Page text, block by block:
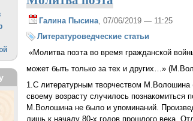
Галина Пысина , 07/06/2019 — 11:25
Литературоведческие статьи
«Молитва поэта во время гражданской
может быть только за тех и других…»
1.С литературным творчеством М.Волошина
своему возрасту случилось познакомиться
М.Волошина не было и упоминаний.
лишь к началу 80-х годов прошлого века.